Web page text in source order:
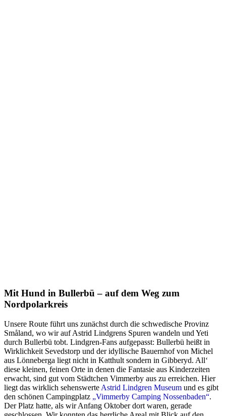
Mit Hund in Bullerbü – auf dem Weg zum
Nordpolarkreis
Unsere Route führt uns zunächst durch die schwedische Provinz
Småland, wo wir auf Astrid Lindgrens Spuren wandeln und Yeti
durch Bullerbü tobt. Lindgren-Fans aufgepasst: Bullerbü heißt in
Wirklichkeit Sevedstorp und der idyllische Bauernhof von Michel
aus Lönneberga liegt nicht in Katthult sondern in Gibberyd. All‘
diese kleinen, feinen Orte in denen die Fantasie aus Kinderzeiten
erwacht, sind gut vom Städtchen Vimmerby aus zu erreichen. Hier
liegt das wirklich sehenswerte Astrid Lindgren Museum und es gibt
den schönen Campingplatz „Vimmerby Camping Nossenbaden“.
Der Platz hatte, als wir Anfang Oktober dort waren, gerade